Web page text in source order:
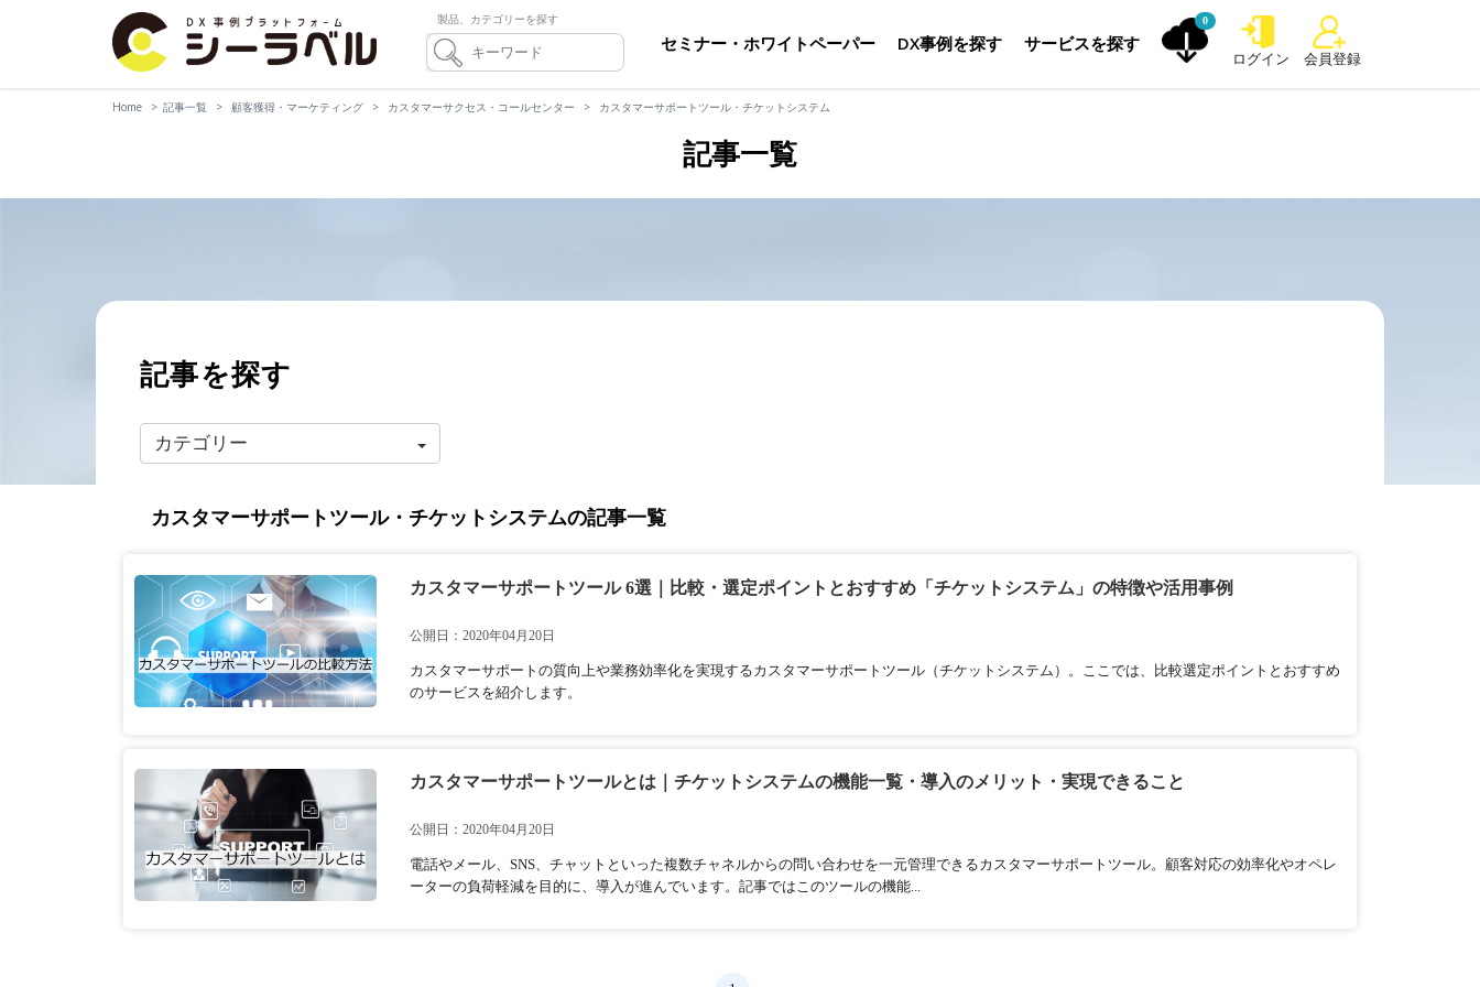
製品、カテゴリーを探す
セミナー・ホワイトペーパー DX事例を探す サービスを探す
0
ログイン 会員登録
Home 記事一覧 顧客獲得・マーケティング カスタマーサクセス・コールセンター カスタマーサポートツール・チケットシステム
記事一覧
記事を探す
カテゴリー
カスタマーサポートツール・チケットシステムの記事一覧
カスタマーサポートツール 6選｜比較・選定ポイントとおすすめ「チケットシステム‎」の特徴や活用事例
公開日：2020年04月20日
カスタマーサポートの質向上や業務効率化を実現するカスタマーサポートツール（チケットシステム‎）。ここでは、比較選定ポイントとおすすめ
のサービスを紹介します。
カスタマーサポートツールとは｜チケットシステムの機能一覧・導入のメリット・実現できること
公開日：2020年04月20日
電話やメール、SNS、チャットといった複数チャネルからの問い合わせを一元管理できるカスタマーサポートツール。顧客対応の効率化やオペレ
ーターの負荷軽減を目的に、導入が進んでいます。記事ではこのツールの機能...